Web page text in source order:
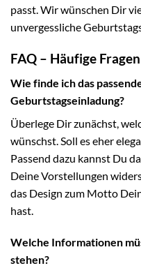
passt. Wir wünschen Dir
unvergessliche
FAQ – Häufige
Wie finde ich das
Geburtstagseinladung?
Überlege Dir zunächst,
wünschst. Soll es eher
Passend dazu kannst Du
Deine Vorstellungen
das Design zum Motto
hast.
Welche Informationen
stehen?